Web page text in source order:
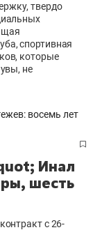
твердо
спортивная
которые
не
Инал
шесть
с 26-